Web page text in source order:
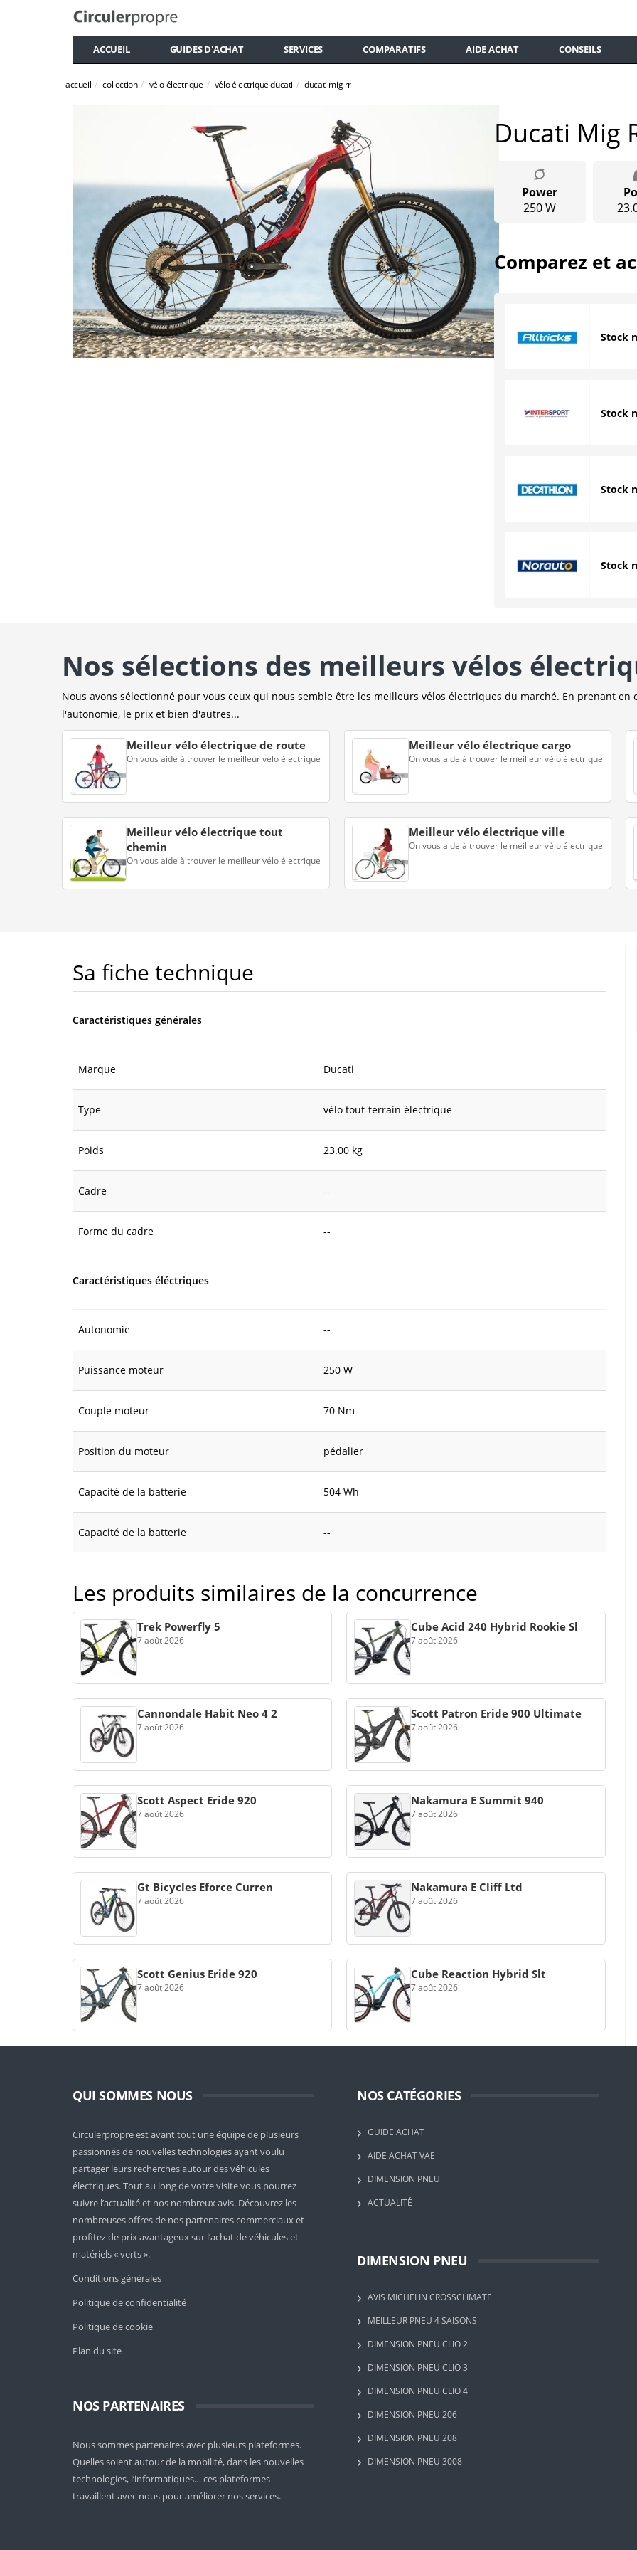
ACCUEIL GUIDES D'ACHAT SERVICES COMPARATIFS AIDE ACHAT CONSEILS
accueil collection vélo électrique vélo électrique ducati ducati mig rr
Ducati Mig
Power
250 W
Comparez et
Stock
Stock
Stock
Stock
Nos sélections des meilleurs vélos
Nous avons sélectionné pour vous ceux qui nous semble être les meilleurs vélos électriques du marché. En prenant
l'autonomie, le prix et bien d'autres...
Meilleur vélo électrique de route
On vous aide à trouver le meilleur vélo électrique
Meilleur vélo électrique cargo
On vous aide à trouver le meilleur vélo électrique
Meilleur vélo électrique tout
chemin
On vous aide à trouver le meilleur vélo électrique
Meilleur vélo électrique ville
On vous aide à trouver le meilleur vélo électrique
Sa fiche technique
Caractéristiques générales
Marque Ducati
Type vélo tout-terrain électrique
Poids 23.00 kg
Cadre --
Forme du cadre --
Caractéristiques éléctriques
Autonomie --
Puissance moteur 250 W
Couple moteur 70 Nm
Position du moteur pédalier
Capacité de la batterie 504 Wh
Capacité de la batterie --
Les produits similaires de la concurrence
Trek Powerfly 5
7 août 2026
Cube Acid 240 Hybrid Rookie Sl
7 août 2026
Cannondale Habit Neo 4 2
7 août 2026
Scott Patron Eride 900 Ultimate
7 août 2026
Scott Aspect Eride 920
7 août 2026
Nakamura E Summit 940
7 août 2026
Gt Bicycles Eforce Curren
7 août 2026
Nakamura E Cliff Ltd
7 août 2026
Scott Genius Eride 920
7 août 2026
Cube Reaction Hybrid Slt
7 août 2026
QUI SOMMES NOUS
Circulerpropre est avant tout une équipe de plusieurs
passionnés de nouvelles technologies ayant voulu
partager leurs recherches autour des véhicules
électriques. Tout au long de votre visite vous pourrez
suivre l’actualité et nos nombreux avis. Découvrez les
nombreuses offres de nos partenaires commerciaux et
profitez de prix avantageux sur l’achat de véhicules et
matériels « verts ».
Conditions générales
Politique de confidentialité
Politique de cookie
Plan du site
NOS PARTENAIRES
Nous sommes partenaires avec plusieurs plateformes.
Quelles soientautour de la mobilité, dans les nouvelles
technologies, l’informatiques… ces plateformes
travaillent avec nous pour améliorer nos services.
NOS CATÉGORIES
GUIDE ACHAT
AIDE ACHAT VAE
DIMENSION PNEU
ACTUALITÉ
DIMENSION PNEU
AVIS MICHELIN CROSSCLIMATE
MEILLEUR PNEU 4 SAISONS
DIMENSION PNEU CLIO 2
DIMENSION PNEU CLIO 3
DIMENSION PNEU CLIO 4
DIMENSION PNEU 206
DIMENSION PNEU 208
DIMENSION PNEU 3008